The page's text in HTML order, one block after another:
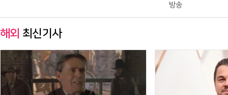
방송
해외 최신기사